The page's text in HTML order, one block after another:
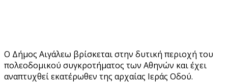
Ο Δήμος Αιγάλεω βρίσκεται στην δυτική περιοχή του
πολεοδομικού συγκροτήματος των Αθηνών και έχει
αναπτυχθεί εκατέρωθεν της αρχαίας Ιεράς Οδού.